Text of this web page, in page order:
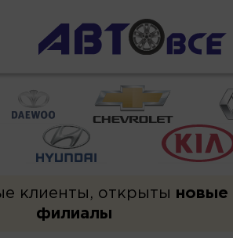
клиенты, открыты новые
филиалы